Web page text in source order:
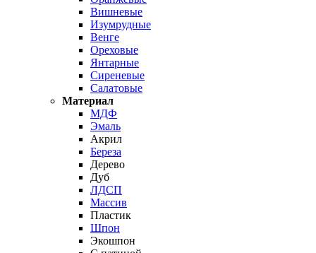
Вишневые
Изумрудные
Венге
Ореховые
Янтарные
Сиреневые
Салатовые
Материал
МДФ
Эмаль
Акрил
Береза
Дерево
Дуб
ЛДСП
Массив
Пластик
Шпон
Экошпон